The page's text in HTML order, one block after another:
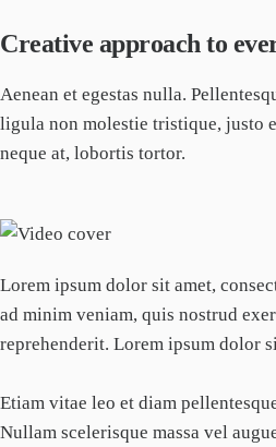
Creative approach to
Aenean et egestas nulla.
ligula non molestie tristique, justo
neque at, lobortis tortor.
Lorem ipsum dolor sit amet,
ad minim veniam, quis nostrud
reprehenderit. Lorem ipsum dolor
Etiam vitae leo et diam
Nullam scelerisque massa vel